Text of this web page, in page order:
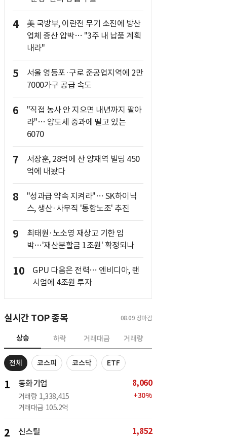
4
美 국방부, 이란전 무기 소진에 방산
업체 증산 압박… "3주 내 납품 계획
내라"
5
서울 영등포·구로 준공업지역에 2만
7000가구 공급 속도
6
"직접 농사 안 지으면 내년까지 팔아
라"… 양도세 중과에 떨고 있는
6070
7
서장훈, 28억에 산 양재역 빌딩 450
억에 내놨다
8
"성과급 약속 지켜라"… SK하이닉
스, 생산·사무직 '통합노조' 추진
9
최태원·노소영 재상고 기한 임
박…'재산분할금 1조원' 확정되나
10
GPU 다음은 전력… 엔비디아, 랜
시엄에 4조원 투자
실시간 TOP 종목 08.09 장마감
상승 하락 거래대금 거래량
전체 코스피 코스닥 ETF
1 동화기업
거래량 1,338,415
거래대금 105.2억
8,060
+30%
2 신스틸 1,852